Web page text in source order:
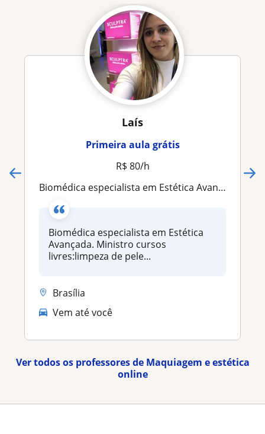
Laís
Primeira aula grátis
R$ 80/h
Biomédica especialista em Estética Avançada. Ministro cursos livres:limpeza de pele profunda, aplicação de toxina Botulínica, etc
Biomédica especialista em Estética
Avançada. Ministro cursos
livres:limpeza de pele...
Brasília
Vem até você
Ver todos os professores de Maquiagem e estética
online